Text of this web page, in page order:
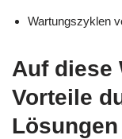
Wartungszyklen
Auf diese
Vorteile